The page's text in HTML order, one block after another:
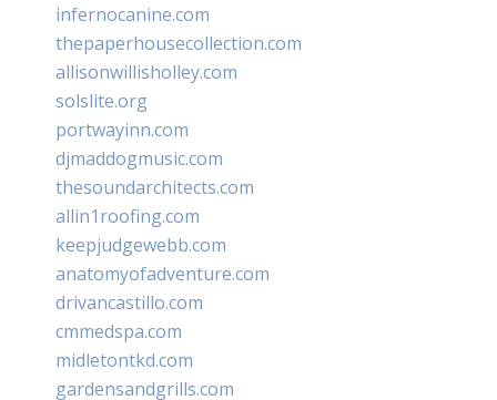
infernocanine.com
thepaperhousecollection.com
allisonwillisholley.com
solslite.org
portwayinn.com
djmaddogmusic.com
thesoundarchitects.com
allin1roofing.com
keepjudgewebb.com
anatomyofadventure.com
drivancastillo.com
cmmedspa.com
midletontkd.com
gardensandgrills.com